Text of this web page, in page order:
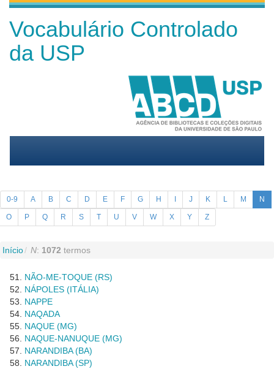
Vocabulário Controlado
da USP
0-9 A B C D E F G H I J K L M N
O P Q R S T U V W X Y Z
Início N: 1072 termos
NÃO-ME-TOQUE (RS)
NÁPOLES (ITÁLIA)
NAPPE
NAQADA
NAQUE (MG)
NAQUE-NANUQUE (MG)
NARANDIBA (BA)
NARANDIBA (SP)